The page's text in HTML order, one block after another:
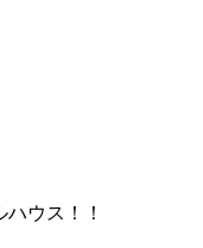
ウス！！